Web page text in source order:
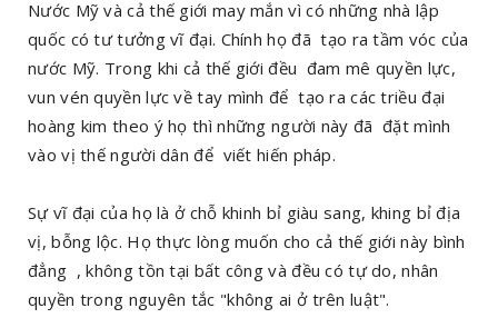
Nước Mỹ và cả thế giới may mắn vì có những nhà lập
quốc có tư tưởng vĩ đại. Chính họ đã tạo ra tầm vóc của
nước Mỹ. Trong khi cả thế giới đều đam mê quyền lực,
vun vén quyền lực về tay mình để tạo ra các triều đại
hoàng kim theo ý họ thì những người này đã đặt mình
vào vị thế người dân để viết hiến pháp.
Sự vĩ đại của họ là ở chỗ khinh bỉ giàu sang, khing bỉ địa
vị, bỗng lộc. Họ thực lòng muốn cho cả thế giới này bình
đẳng , không tồn tại bất công và đều có tự do, nhân
quyền trong nguyên tắc "không ai ở trên luật".